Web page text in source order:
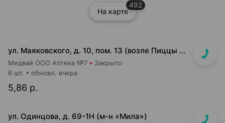
На карте
492
ул. Маяковского, д. 10, пом. 13 (возле Пиццы Мании)
Медвай ООО Аптека №7 Закрыто
5,86 р.
6 шт. обновл. вчера
ул. Одинцова, д. 69-1Н (м-н «Мила»)